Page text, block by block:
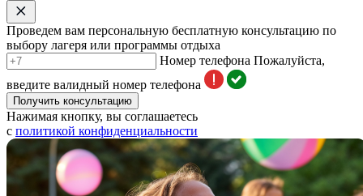
Проведем вам персональную бесплатную консультацию по
выбору лагеря или программы отдыха
Номер телефона Пожалуйста,
введите валидный номер телефона
Получить консультацию
Нажимая кнопку, вы соглашаетесь
с политикой конфиденциальности